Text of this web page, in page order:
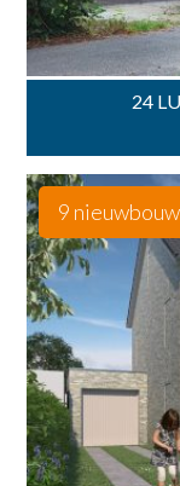
24
9